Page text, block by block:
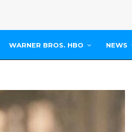
WARNER BROS. HBO NEWS